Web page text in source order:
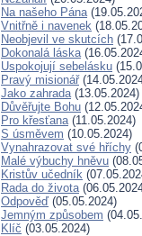
Na našeho Pána
Vnitřně i navenek
Neobjevil ve skutcích
Dokonalá láska
Uspokojují sebelásku
Pravý misionář
Jako zahrada(13.05.2024)
Důvěřujte Bohu
Pro křesťana(11.05.2024)
S úsměvem (10.05.2024)
Vynahrazovat své hříchy
Malé výbuchy hněvu
Kristův učedník
Rada do života
Odpověď (05.05.2024)
Jemným způsobem
Klíč (03.05.2024)